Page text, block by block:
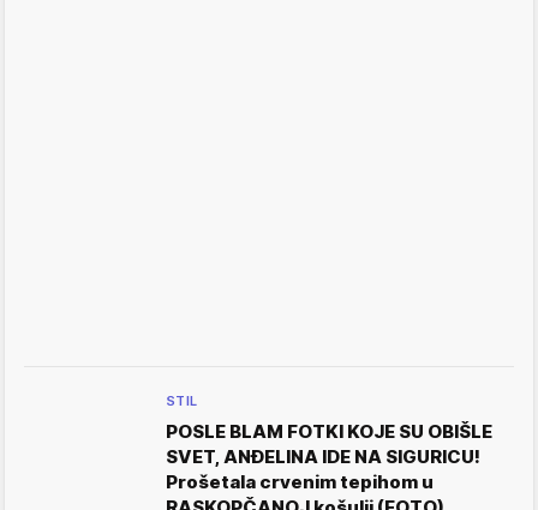
STIL
POSLE BLAM FOTKI KOJE SU OBIŠLE
SVET, ANĐELINA IDE NA SIGURICU!
Prošetala crvenim tepihom u